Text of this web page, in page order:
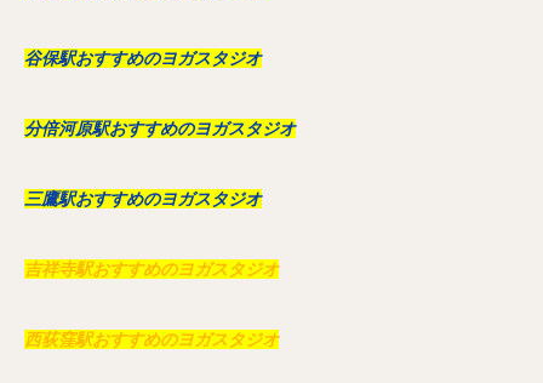
谷保駅おすすめのヨガスタジオ
分倍河原駅おすすめのヨガスタジオ
三鷹駅おすすめのヨガスタジオ
吉祥寺駅おすすめのヨガスタジオ
西荻窪駅おすすめのヨガスタジオ